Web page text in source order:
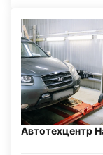
Автотехцентр